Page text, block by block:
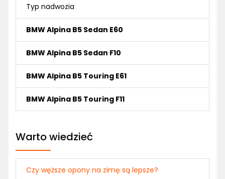
Typ nadwozia
BMW Alpina B5 Sedan E60
BMW Alpina B5 Sedan F10
BMW Alpina B5 Touring E61
BMW Alpina B5 Touring F11
Warto wiedzieć
Czy węższe opony na zimę są lepsze?